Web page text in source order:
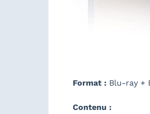
Format : Blu-ray +
Contenu :